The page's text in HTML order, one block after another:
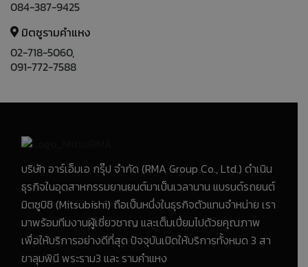
084-387-9425
มิตซูรามคำแหง
02-718-5060,
091-772-7588
บริษัท อาร์เอ็มเอ กรุ๊ป จำกัด (RMA Group Co., Ltd.) ดำเนิน
ธุรกิจในอุตสาหกรรมยานยนต์มาเป็นเวลานาน แบรนด์รถยนต์
มิตซูบิชิ (Mitsubishi) ถือเป็นหนึ่งในธุรกิจตัวแทนจำหน่าย เรา
มาพร้อมทีมงานผู้เชี่ยวชาญ และเต็มเปี่ยมไปด้วยคุณภาพ
เพื่อให้บริการอย่างดีที่สุด ปัจจุบันเปิดให้บริการทั้งหมด 3 สา
ขาลุมพินี พระราม3 และ รามคำแหง